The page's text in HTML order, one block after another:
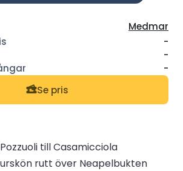
Medmar
-
-
-
Se pris
till Casamicciola
rutt över Neapelbukten